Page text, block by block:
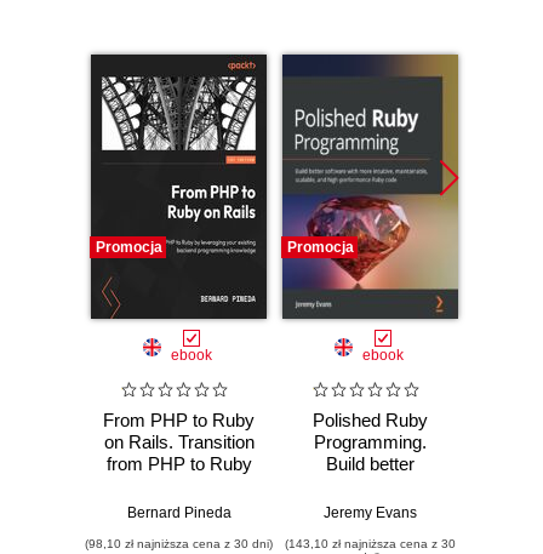
Promocja
ebook
From PHP to Ruby
on Rails. Transition
from PHP to Ruby
existing backend
Bernard Pineda
(98,10 zł najniższa cena z 30 dni)
Promocja
ebook
Polished Ruby
Programming.
Build better
intuitive,
Jeremy Evans
(143,10 zł najniższa cena z 30